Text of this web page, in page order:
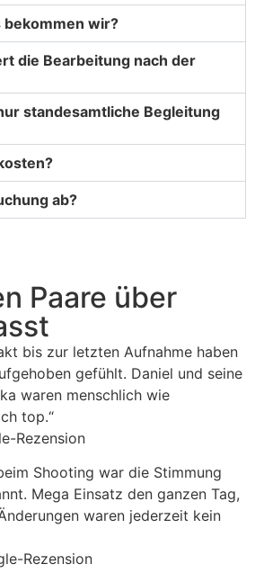
bekommen wir?
die Bearbeitung nach der
standesamtliche Begleitung
ab?
Paare über
bis zur letzten Aufnahme haben
gefühlt. Daniel und seine
waren menschlich wie
top.“
Rezension
Shooting war die Stimmung
Mega Einsatz den ganzen Tag,
waren jederzeit kein
Rezension